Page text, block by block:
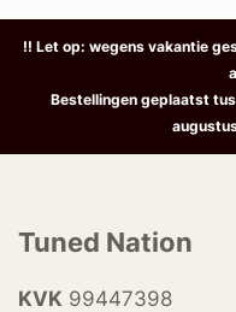
!! Let op: wegens vakantie
Bestellingen geplaatst
Tuned Nation
KVK 99447398